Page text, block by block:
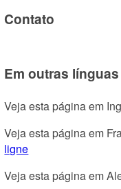
Contato
Em outras línguas
Veja esta página em
Veja esta página em
ligne
Veja esta página em